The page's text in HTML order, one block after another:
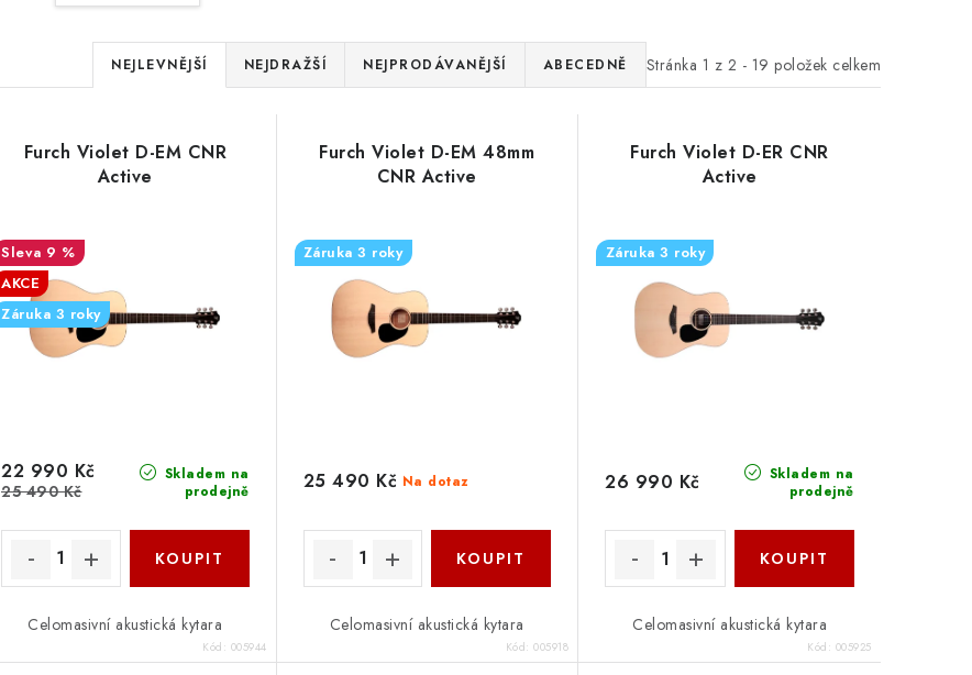
Stránka 1 z 2 - 19 položek celkem
Ř
a
z
e
p
r
u
k
t
ů
NEJLEVNĚJŠÍ NEJDRAŽŠÍ NEJPRODÁVANĚJŠÍ ABECEDNĚ
Furch Violet D-EM CNR
Active
9 %
AKCE
Záruka 3 roky
Skladem na
prodejně
22 990 Kč
25 490 Kč
Celomasivní akustická kytara
Kód: 005944
Furch Violet D-EM 48mm
CNR Active
Záruka 3 roky
Na dotaz
25 490 Kč
Celomasivní akustická kytara
Kód:005918
Furch Violet D-ER CNR
Active
Záruka 3 roky
Skladem na
prodejně
26 990 Kč
Celomasivní akustická kytara
Kód: 005925